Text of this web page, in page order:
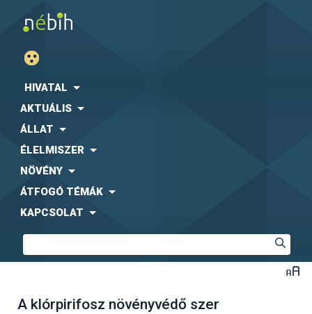
HIVATAL
AKTUÁLIS
ÁLLAT
ÉLELMISZER
NÖVÉNY
ÁTFOGÓ TÉMÁK
KAPCSOLAT
A klórpirifosz növényvédő szer